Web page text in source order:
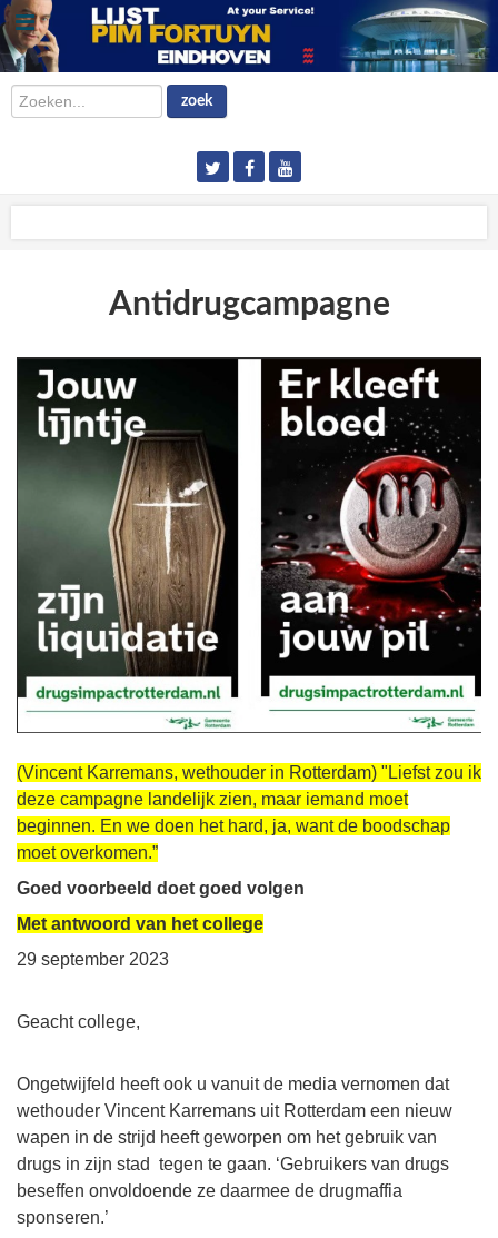
Zoeken... zoek
Antidrugcampagne
(Vincent Karremans, wethouder in Rotterdam) "Liefst zou ik
deze campagne landelijk zien, maar iemand moet
beginnen. En we doen het hard, ja, want de boodschap
moet overkomen.”
Goed voorbeeld doet goed volgen
Met antwoord van het college
29 september 2023
Geacht college,
Ongetwijfeld heeft ook u vanuit de media vernomen dat
wethouder Vincent Karremans uit Rotterdam een nieuw
wapen in de strijd heeft geworpen om het gebruik van
drugs in zijn stad tegen te gaan. ‘Gebruikers van drugs
beseffen onvoldoende ze daarmee de drugmaffia
sponseren.’